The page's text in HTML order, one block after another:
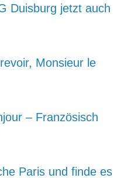
Duisburg jetzt auch
Monsieur le
– Französisch
Paris und finde es